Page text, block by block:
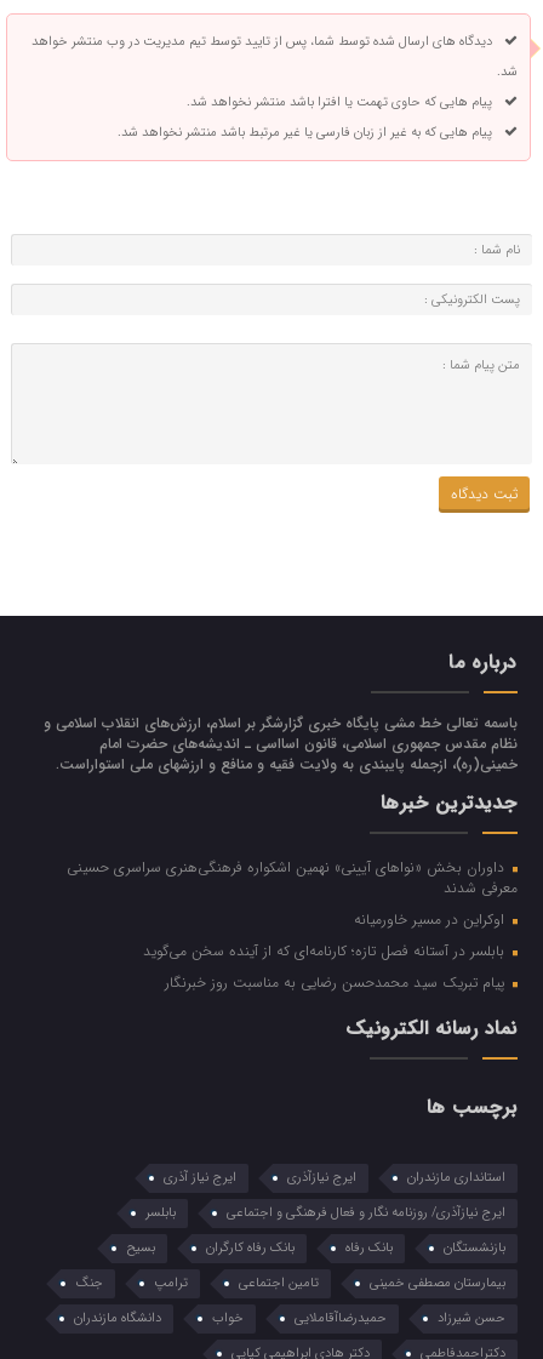
دیدگاه های ارسال شده توسط شما، پس از تایید توسط تیم مدیریت در وب منتشر خواهد
شد.
پیام هایی که حاوی تهمت یا افترا باشد منتشر نخواهد شد.
پیام هایی که به غیر از زبان فارسی یا غیر مرتبط باشد منتشر نخواهد شد.
درباره ما
باسمه تعالی خط مشی پایگاه خبری گزارشگر بر اسلام، ارزش‌هاي انقلاب اسلامي و
نظام مقدس جمهوري اسلامي، قانون اسااسی ـ انديشه‌هاي حضرت امام
خميني(ره)، ازجمله پایبندی به ولايت فقيه و منافع و ارزشهاي ملي استواراست.
جدیدترین خبرها
داوران بخش «نواهای آیینی» نهمین اشکواره فرهنگی‌هنری سراسری حسینی
معرفی شدند
اوکراین در مسیر خاورمیانه
بابلسر در آستانه فصل تازه؛ کارنامه‌ای که از آینده سخن می‌گوید
پیام تبریک سید محمدحسن رضایی به مناسبت روز خبرنگار
نماد رسانه الکترونیک
برچسب ها
استانداری مازندران ایرج نیازآذری
ایرج نیاز آذری
ایرج نیازآذری/ روزنامه نگار و فعال فرهنگی و اجتماعی
بابلسر
بازنشستگان
بانک رفاه بانک رفاه کارگران
بسیح
بیمارستان مصطفی خمینی
تامین اجتماعی ترامپ
جنگ
حسن شیرزاد
حمیدرضاآقاملایی خواب
دانشگاه مازندران
دکتراحمدفاطمی
دکتر هادی ابراهیمی کیاپی